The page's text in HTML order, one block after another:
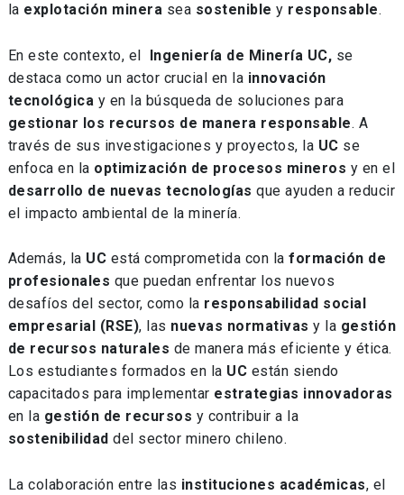
la explotación minera sea sostenible y responsable.
En este contexto, el Ingeniería de Minería UC, se
destaca como un actor crucial en la innovación
tecnológica y en la búsqueda de soluciones para
gestionar los recursos de manera responsable. A
través de sus investigaciones y proyectos, la UC se
enfoca en la optimización de procesos mineros y en el
desarrollo de nuevas tecnologías que ayuden a reducir
el impacto ambiental de la minería.
Además, la UC está comprometida con laformación de
profesionales que puedan enfrentar los nuevos
desafíos del sector, como la responsabilidad social
empresarial (RSE), las nuevas normativas y la gestión
de recursos naturales de manera más eficiente y ética.
Los estudiantes formados en la UC están siendo
capacitados para implementar estrategias innovadoras
en la gestión de recursos y contribuir a la
sostenibilidad del sector minero chileno.
La colaboración entre las instituciones académicas, el